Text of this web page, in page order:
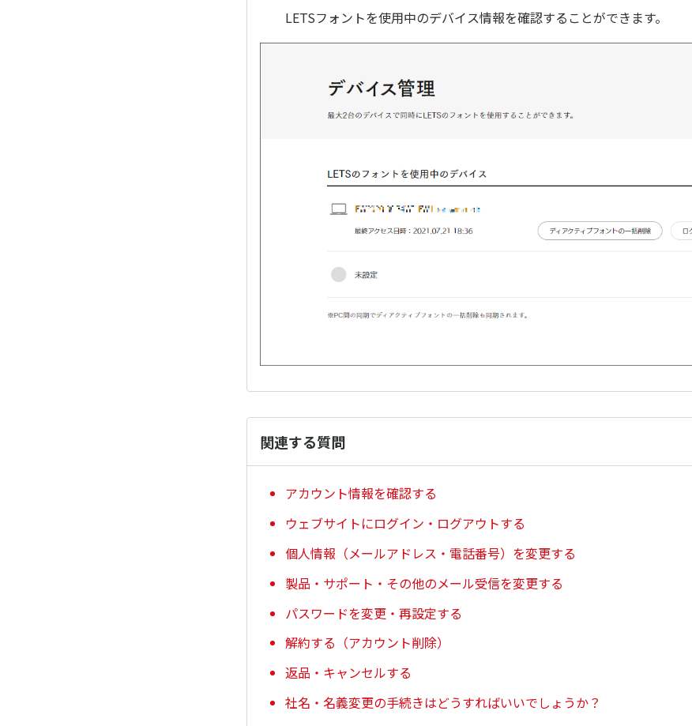
LETSフォントを使用中のデバイス情報を確認することができます。
関連する質問
アカウント情報を確認する
ウェブサイトにログイン・ログアウトする
個人情報（メールアドレス・電話番号）を変更する
製品・サポート・その他のメール受信を変更する
パスワードを変更・再設定する
解約する（アカウント削除）
返品・キャンセルする
社名・名義変更の手続きはどうすればいいでしょうか？